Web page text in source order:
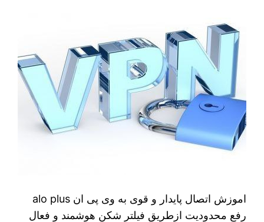
اموزش اتصال پایدار و قوی به وی پی ان alo plus
رفع محدودیت ازطریق فیلتر شکن هوشمند و فعال